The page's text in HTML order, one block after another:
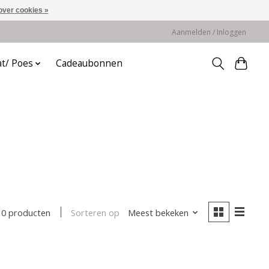
Aanmelden / Inloggen
Poes Cadeaubonnen
0 producten Sorteren op Meest bekeken
cookies »